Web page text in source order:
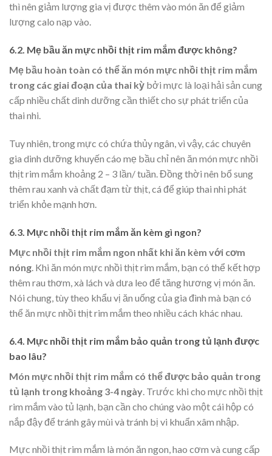
thì nên giảm lượng gia vị được thêm vào món ăn để giảm
lượng calo nạp vào.
6.2. Mẹ bầu ăn mực nhồi thịt rim mắm được không?
Mẹ bầu hoàn toàn có thể ăn món mực nhồi thịt rim mắm
trong các giai đoạn của thai kỳ bởi mực là loại hải sản cung
cấp nhiều chất dinh dưỡng cần thiết cho sự phát triển của
thai nhi.
Tuy nhiên, trong mực có chứa thủy ngân, vì vậy, các chuyên
gia dinh dưỡng khuyến cáo mẹ bầu chỉ nên ăn món mực nhồi
thịt rim mắm khoảng 2 – 3 lần/ tuần. Đồng thời nên bổ sung
thêm rau xanh và chất đạm từ thịt, cá để giúp thai nhi phát
triển khỏe mạnh hơn.
6.3. Mực nhồi thịt rim mắm ăn kèm gì ngon?
Mực nhồi thịt rim mắm ngon nhất khi ăn kèm với cơm
nóng. Khi ăn món mực nhồi thịt rim mắm, bạn có thể kết hợp
thêm rau thơm, xà lách và dưa leo để tăng hương vị món ăn.
Nói chung, tùy theo khẩu vị ăn uống của gia đình mà bạn có
thể ăn mực nhồi thịt rim mắm theo nhiều cách khác nhau.
6.4. Mực nhồi thịt rim mắm bảo quản trong tủ lạnh được
bao lâu?
Món mực nhồi thịt rim mắm có thể được bảo quản trong
tủ lạnh trong khoảng 3-4 ngày . Trước khi cho mực nhồi thịt
rim mắm vào tủ lạnh, bạn cần cho chúng vào một cái hộp có
nắp đậy để tránh gây mùi và tránh bị vi khuẩn xâm nhập.
Mực nhồi thịt rim mắm là món ăn ngon, hao cơm và cung cấp